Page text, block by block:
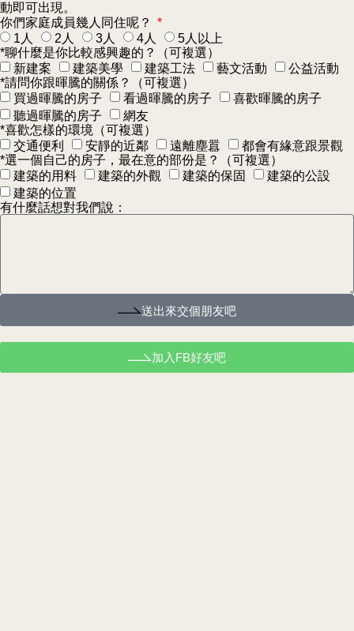
動即可出現。
你們家庭成員幾人同住呢？
1人
2人 3人 4人
5人以上
*聊什麼是你比較感興趣的？（可複選）
新建案
建築美學 建築工法 藝文活動
公益活動
*請問你跟暉騰的關係？（可複選）
買過暉騰的房子
看過暉騰的房子
喜歡暉騰的房子
聽過暉騰的房子
網友
*喜歡怎樣的環境（可複選）
交通便利
安靜的近鄰 遠離塵囂
都會有緣意跟景觀
*選一個自己的房子，最在意的部份是？（可複選）
建築的用料
建築的外觀 建築的保固
建築的公設
建築的位置
有什麼話想對我們說：
送出來交個朋友吧
加入FB好友吧